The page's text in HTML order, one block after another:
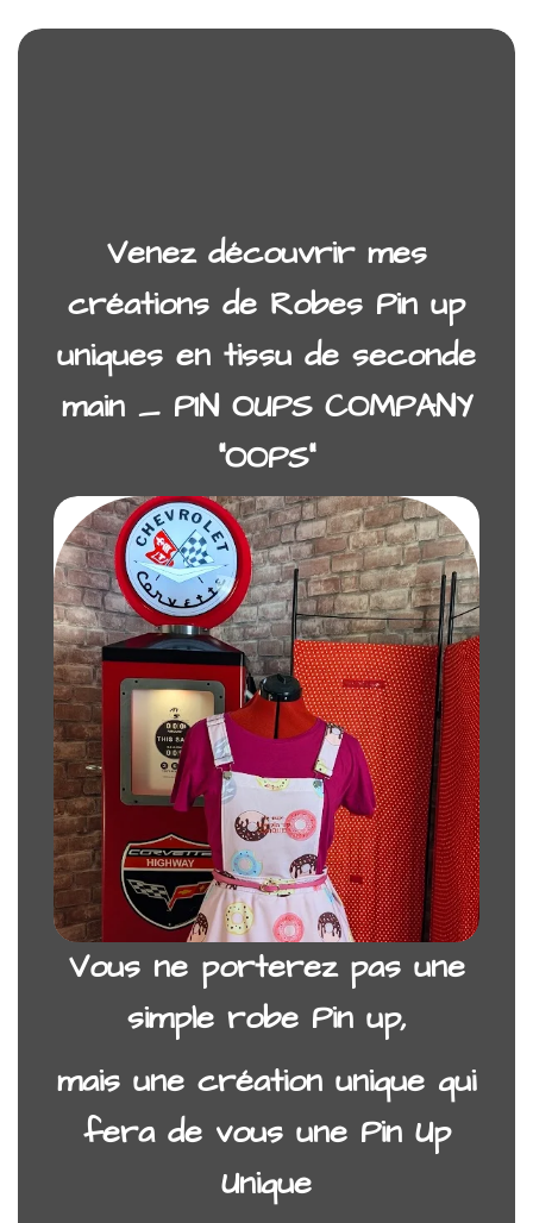
Venez découvrir mes
créations de Robes Pin up
uniques en tissu de seconde
main _ PIN OUPS COMPANY
“OOPS”
Vous ne porterez pas une
simple robe Pin up,
mais une création unique qui
fera de vous une Pin Up
Unique